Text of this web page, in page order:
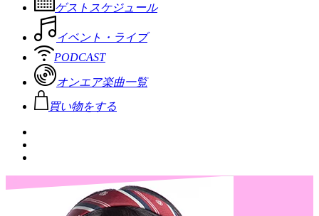
ゲストスケジュール
イベント・ライブ
PODCAST
オンエア楽曲一覧
買い物をする